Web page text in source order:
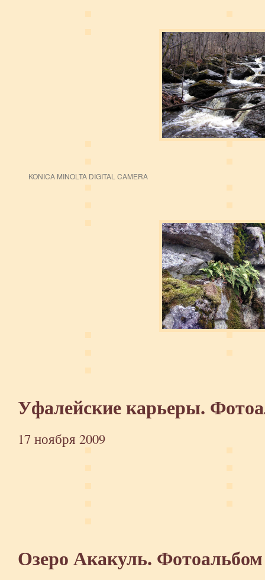
KONICA MINOLTA DIGITAL CAMERA
Уфалейские карьеры.
17 ноября 2009
Озеро Акакуль. Фотоальбом